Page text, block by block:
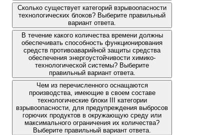
Сколько существует категорий взрывоопасности
технологических блоков? Выберите правильный
вариант ответа.
В течение какого количества времени должны
обеспечивать способность функционирования
средств противоаварийной защиты средства
обеспечения энергоустойчивости химико-
технологической системы? Выберите
правильный вариант ответа.
Чем из перечисленного оснащаются
производства, имеющие в своем составе
технологические блоки III категории
взрывоопасности, для предупреждения выбросов
горючих продуктов в окружающую среду или
максимального ограничения их количества?
Выберите правильный вариант ответа.